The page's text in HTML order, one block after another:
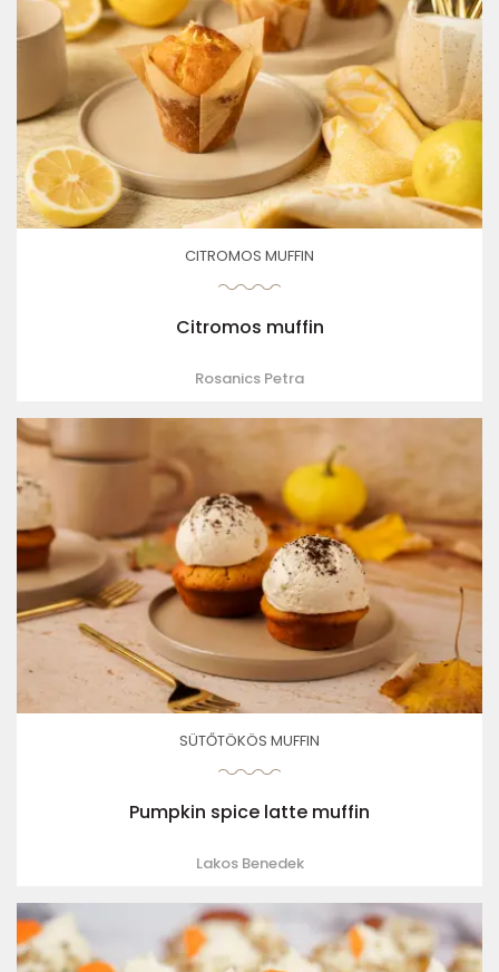
CITROMOS MUFFIN
Citromos muffin
Rosanics Petra
SÜTŐTÖKÖS MUFFIN
Pumpkin spice latte muffin
Lakos Benedek